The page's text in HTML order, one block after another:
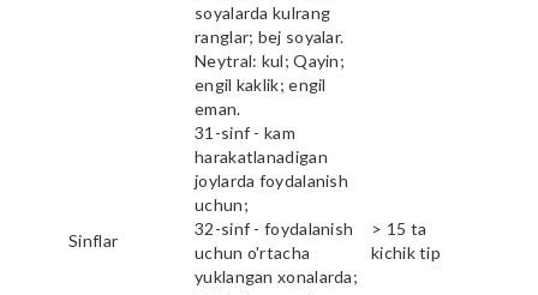
soyalarda kulrang
ranglar; bej soyalar.
Neytral: kul; Qayin;
engil kaklik; engil
eman.
Sinflar
31-sinf - kam
harakatlanadigan
joylarda foydalanish
uchun;
32-sinf - foydalanish
uchun o'rtacha
yuklangan xonalarda;
> 15 ta
kichik tip